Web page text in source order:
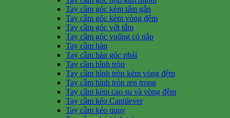
Tay cầm góc kèm tấm gắn
Tay cầm góc kèm vòng đệm
Tay cầm góc với tấm
Tay cầm góc vuông có nắp
Tay cầm hàn
Tay cầm hàn góc phải
Tay cầm hình tròn
Tay cầm hình tròn kèm vòng đệm
Tay cầm hình tròn ren trong
Tay cầm kèm cao su và vòng đệm
Tay cầm kéo Cantilever
Tay cầm kéo quay